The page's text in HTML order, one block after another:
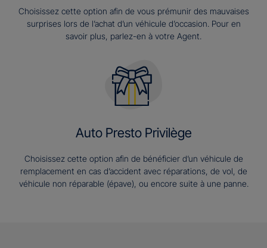
Choisissez cette option afin de vous prémunir des mauvaises
surprises lors de l’achat d’un véhicule d’occasion. Pour en
savoir plus, parlez-en à votre Agent.
Auto Presto Privilège
Choisissez cette option afin de bénéficier d’un véhicule de
remplacement en cas d’accident avec réparations, de vol, de
véhicule non réparable (épave), ou encore suite à une panne.